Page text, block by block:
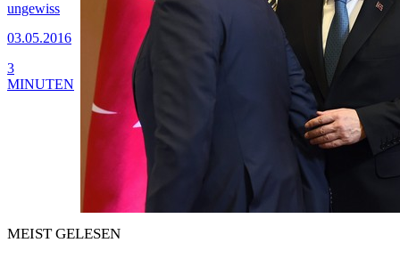
ungewiss
03.05.2016
3
MINUTEN
MEIST GELESEN